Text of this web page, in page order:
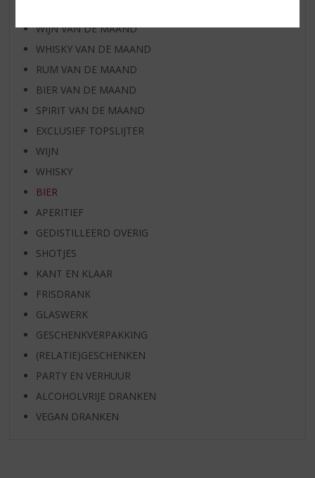
WIJN VAN DE MAAND
WHISKY VAN DE MAAND
RUM VAN DE MAAND
BIER VAN DE MAAND
SPIRIT VAN DE MAAND
EXCLUSIEF TOPSLIJTER
WIJN
WHISKY
BIER
APERITIEF
GEDISTILLEERD OVERIG
SHOTJES
KANT EN KLAAR
FRISDRANK
GLASWERK
GESCHENKVERPAKKING
(RELATIE)GESCHENKEN
PARTY EN VERHUUR
ALCOHOLVRIJE DRANKEN
VEGAN DRANKEN